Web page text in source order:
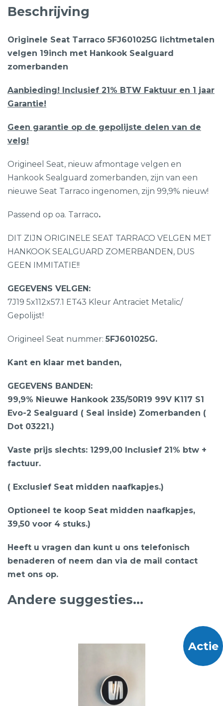
Beschrijving
Originele Seat Tarraco 5FJ601025G lichtmetalen
velgen 19inch met Hankook Sealguard
zomerbanden
Aanbieding! Inclusief 21% BTW Faktuur en 1 jaar
Garantie!
Geen garantie op de gepolijste delen van de
velg!
Origineel Seat, nieuw afmontage velgen en
Hankook Sealguard zomerbanden, zijn van een
nieuwe Seat Tarraco ingenomen, zijn 99,9% nieuw!
Passend op oa. Tarraco.
DIT ZIJN ORIGINELE SEAT TARRACO VELGEN MET
HANKOOK SEALGUARD ZOMERBANDEN, DUS
GEEN IMMITATIE!!
GEGEVENS VELGEN:
7J19 5x112x57.1 ET43 Kleur Antraciet Metalic/
Gepolijst!
Origineel Seat nummer: 5FJ601025G.
Kant en klaar met banden,
GEGEVENS BANDEN:
99,9% Nieuwe Hankook 235/50R19 99V K117 S1
Evo-2 Sealguard ( Seal inside) Zomerbanden (
Dot 03221.)
Vaste prijs slechts: 1299,00 Inclusief 21% btw +
factuur.
( Exclusief Seat midden naafkapjes.)
Optioneel te koop Seat midden naafkapjes,
39,50 voor 4 stuks.)
Heeft u vragen dan kunt u ons telefonisch
benaderen of neem dan via de mail contact
met ons op.
Andere suggesties…
Actie